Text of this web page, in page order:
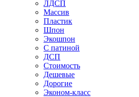
ЛДСП
Массив
Пластик
Шпон
Экошпон
С патиной
ДСП
Стоимость
Дешевые
Дорогие
Эконом-класс